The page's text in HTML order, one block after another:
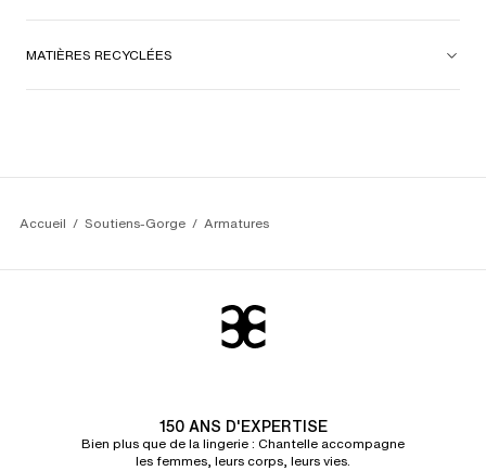
MATIÈRES RECYCLÉES
Accueil Soutiens-Gorge Armatures
150 ANS D'EXPERTISE
Bien plus que de la lingerie : Chantelle accompagne
les femmes, leurs corps, leurs vies.